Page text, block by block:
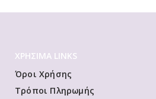
ΧΡΗΣΙΜΑ LINKS
Όροι Χρήσης
Τρόποι Πληρωμής